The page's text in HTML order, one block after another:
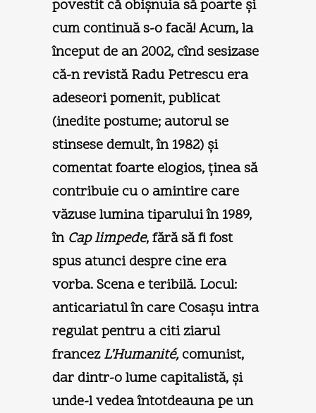
povestit că obişnuia să poarte şi
cum continuă s-o facă! Acum, la
început de an 2002, cînd sesizase
că-n revistă Radu Petrescu era
adeseori pomenit, publicat
(inedite postume; autorul se
stinsese demult, în 1982) şi
comentat foarte elogios, ţinea să
contribuie cu o amintire care
văzuse lumina tiparului în 1989,
în Cap limpede, fără să fi fost
spus atunci despre cine era
vorba. Scena e teribilă. Locul:
anticariatul în care Cosaşu intra
regulat pentru a citi ziarul
francezL’Humanité,comunist,
dar dintr-o lume capitalistă, şi
unde-l vedea întotdeauna pe un